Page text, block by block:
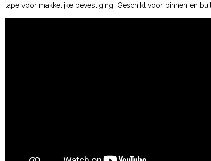
tape voor makkelijke bevestiging. Geschikt voor binnen en